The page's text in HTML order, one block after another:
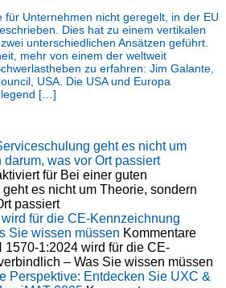
für Unternehmen nicht geregelt, in der EU
Dies hat zu einem vertikalen
unterschiedlichen Ansätzen geführt.
mehr von einem der weltweit
zu erfahren: Jim Galante,
USA. Die USA und Europa
[…]
geht es nicht um
was vor Ort passiert
für Bei einer guten
es nicht um Theorie, sondern
passiert
für die CE-Kennzeichnung
Sie wissen müssen Kommentare
1570-1:2024 wird für die CE-
– Was Sie wissen müssen
Perspektive: Entdecken Sie UXC &